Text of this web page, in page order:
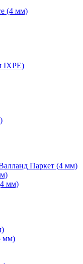
(4 мм)
IXPE)
Паркет (4 мм)
мм)
мм)